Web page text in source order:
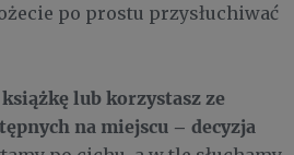
po prostu przysłuchiwać
lub korzystasz ze
na miejscu – decyzja